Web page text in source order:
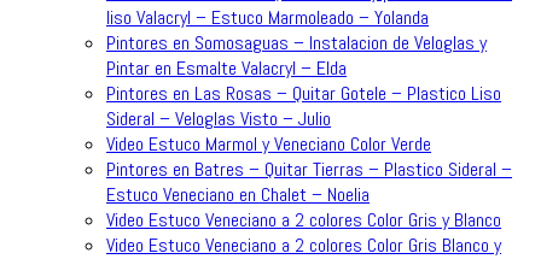
liso Valacryl – Estuco Marmoleado – Yolanda
Pintores en Somosaguas – Instalacion de Veloglas y
Pintar en Esmalte Valacryl – Elda
Pintores en Las Rosas – Quitar Gotele – Plastico Liso
Sideral – Veloglas Visto – Julio
Video Estuco Marmol y Veneciano Color Verde
Pintores en Batres – Quitar Tierras – Plastico Sideral –
Estuco Veneciano en Chalet – Noelia
Video Estuco Veneciano a 2 colores Color Gris y Blanco
Video Estuco Veneciano a 2 colores Color Gris Blanco y